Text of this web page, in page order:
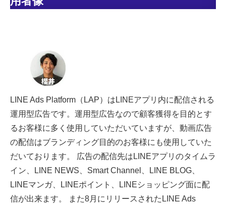
LINE Ads Platform（LAP）はLINEアプリ内に配信される
運用型広告です。運用型広告なので顧客獲得を目的とす
るお客様に多く使用していただいていますが、動画広告
の配信はブランディング目的のお客様にも使用していた
だいております。 広告の配信先はLINEアプリのタイムラ
イン、LINE NEWS、Smart Channel、LINE BLOG、
LINEマンガ、LINEポイント、LINEショッピング面に配
信が出来ます。 また8月にリリースされたLINE Ads